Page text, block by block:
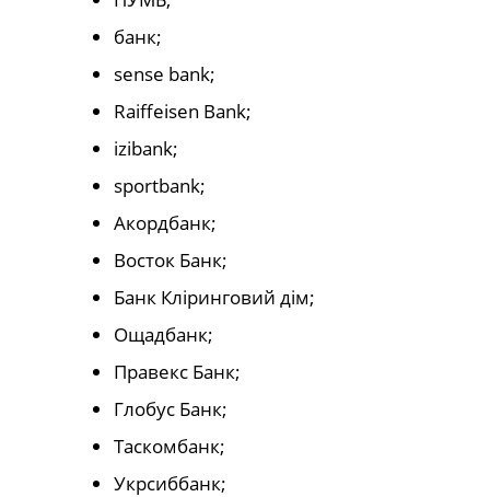
банк;
sense bank;
Raiffeisen Bank;
izibank;
sportbank;
Акордбанк;
Восток Банк;
Банк Кліринговий дім;
Ощадбанк;
Правекс Банк;
Глобус Банк;
Таскомбанк;
Укрсиббанк;